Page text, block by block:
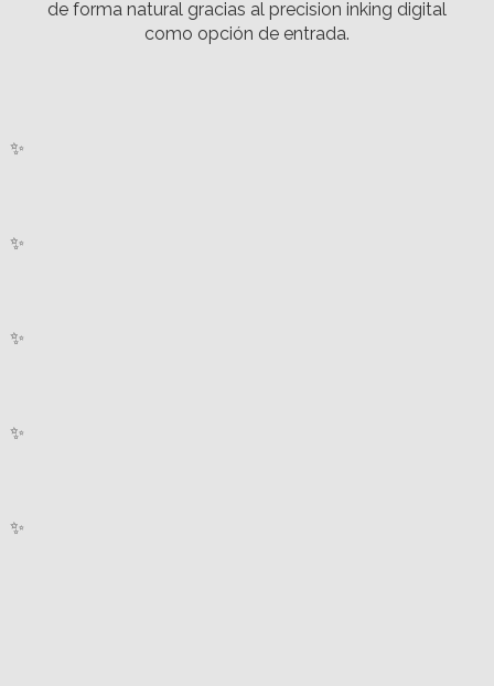
de forma natural gracias al precision inking digital
como opción de entrada.
✨
✨
✨
✨
✨